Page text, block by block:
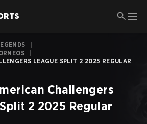
LEAGUE SPLIT 2 2025 REGULAR
Challengers
2 2025 Regular